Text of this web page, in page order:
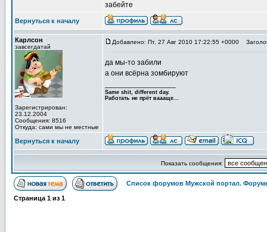
забейте
Вернуться к началу
Карлсон
завсегдатай
Зарегистрирован:
23.12.2004
Сообщения: 8516
Откуда: сами мы не местные
Добавлено: Пт, 27 Авг 2010 17:22:55 +0000
да мы-то забили
а они всёрна зомбируют
Same shit, different day.
Работать не прёт ваааще...
Вернуться к началу
Показать сообщения:
Список форумов Мужской портал.
Страница 1 из 1